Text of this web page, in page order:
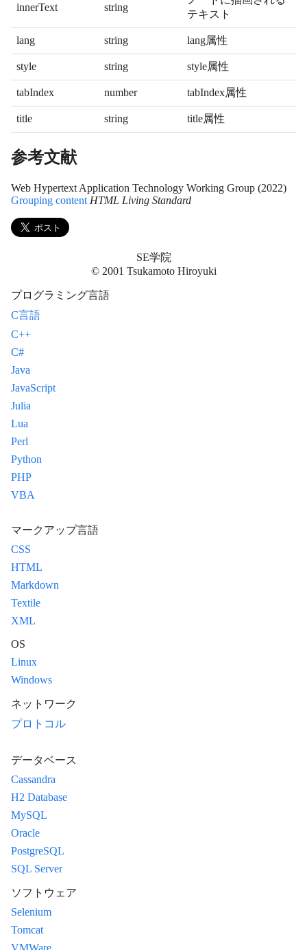
innerText string
テキスト
lang string lang属性
style string style属性
tabIndex number tabIndex属性
title string title属性
参考文献
Web Hypertext Application Technology Working Group (2022)
Grouping content HTML Living Standard
SE学院
© 2001 Tsukamoto Hiroyuki
プログラミング言語
C言語
C++
C#
Java
JavaScript
Julia
Lua
Perl
Python
PHP
VBA
マークアップ言語
CSS
HTML
Markdown
Textile
XML
OS
Linux
Windows
ネットワーク
プロトコル
データベース
Cassandra
H2 Database
MySQL
Oracle
PostgreSQL
SQL Server
ソフトウェア
Selenium
Tomcat
VMWare